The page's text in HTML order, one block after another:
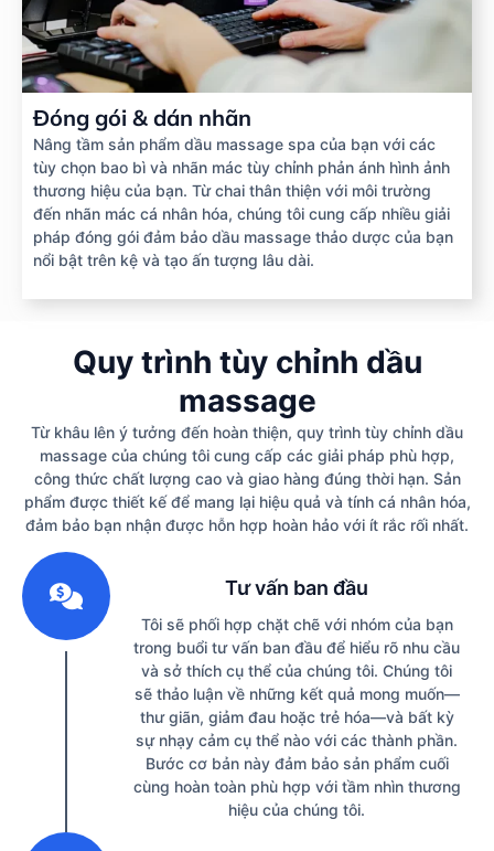
Đóng gói & dán nhãn
Nâng tầm sản phẩm dầu massage spa của bạn với các
tùy chọn bao bì và nhãn mác tùy chỉnh phản ánh hình ảnh
thương hiệu của bạn. Từ chai thân thiện với môi trường
đến nhãn mác cá nhân hóa, chúng tôi cung cấp nhiều giải
pháp đóng gói đảm bảo dầu massage thảo dược của bạn
nổi bật trên kệ và tạo ấn tượng lâu dài.
Quy trình tùy chỉnh dầu
massage
Từ khâu lên ý tưởng đến hoàn thiện, quy trình tùy chỉnh dầu
massage của chúng tôi cung cấp các giải pháp phù hợp,
công thức chất lượng cao và giao hàng đúng thời hạn. Sản
phẩm được thiết kế để mang lại hiệu quả và tính cá nhân hóa,
đảm bảo bạn nhận được hỗn hợp hoàn hảo với ít rắc rối nhất.
Tư vấn ban đầu
Tôi sẽ phối hợp chặt chẽ với nhóm của bạn
trong buổi tư vấn ban đầu để hiểu rõ nhu cầu
và sở thích cụ thể của chúng tôi. Chúng tôi
sẽ thảo luận về những kết quả mong muốn—
thư giãn, giảm đau hoặc trẻ hóa—và bất kỳ
sự nhạy cảm cụ thể nào với các thành phần.
Bước cơ bản này đảm bảo sản phẩm cuối
cùng hoàn toàn phù hợp với tầm nhìn thương
hiệu của chúng tôi.